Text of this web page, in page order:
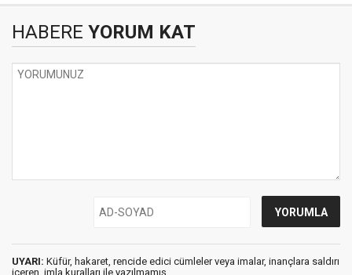
HABERE YORUM KAT
UYARI: Küfür, hakaret, rencide edici cümleler veya imalar, inançlara saldırı
içeren, imla kuralları ile yazılmamış,